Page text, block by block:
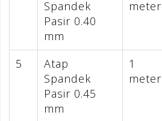
Spandek
Pasir 0.40
mm
meter
5
Atap
Spandek
Pasir 0.45
mm
1
meter